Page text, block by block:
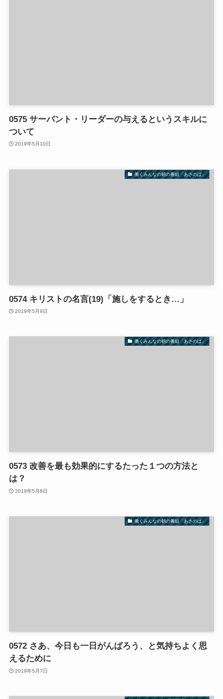
0575 サーバント・リーダーの与えるというスキルに
ついて
2019年5月10日
働くみんなの朝の番組「あさのば」
0574 キリストの名言(19)「施しをするとき…」
2019年5月9日
働くみんなの朝の番組「あさのば」
0573 改善を最も効果的にするたった１つの方法と
は？
2019年5月8日
働くみんなの朝の番組「あさのば」
0572 さあ、今日も一日がんばろう、と気持ちよく思
えるために
2019年5月7日